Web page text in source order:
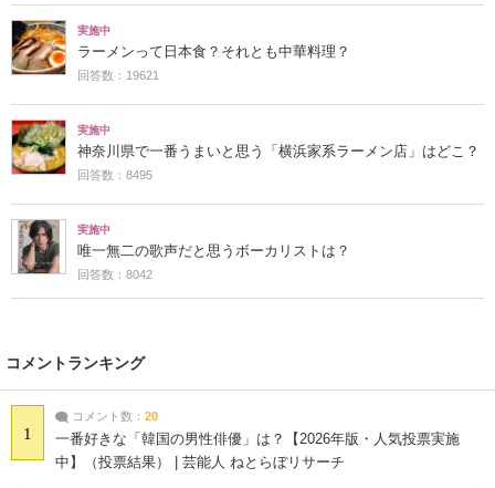
実施中
ラーメンって日本食？それとも中華料理？
回答数：19621
実施中
神奈川県で一番うまいと思う「横浜家系ラーメン店」はどこ？
回答数：8495
実施中
唯一無二の歌声だと思うボーカリストは？
回答数：8042
コメントランキング
1
コメント数： 20
一番好きな「韓国の男性俳優」は？【2026年版・人気投票実施
中】（投票結果） | 芸能人 ねとらぼリサーチ